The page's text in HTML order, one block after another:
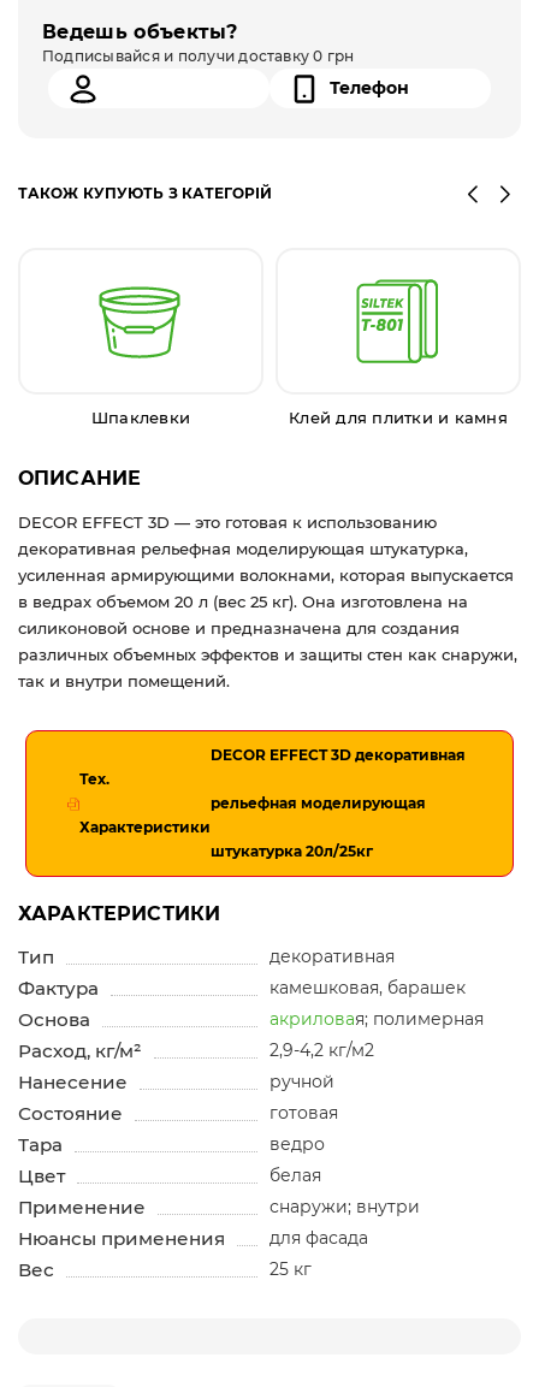
Ведешь объекты?
Подписывайся и получи доставку 0 грн
ТАКОЖ КУПУЮТЬ З КАТЕГОРІЙ
Шпаклевки Клей для плитки и камня
ОПИСАНИЕ
DECOR EFFECT 3D — это готовая к использованию
декоративная рельефная моделирующая штукатурка,
усиленная армирующими волокнами, которая выпускается
в ведрах объемом 20 л (вес 25 кг). Она изготовлена на
силиконовой основе и предназначена для создания
различных объемных эффектов и защиты стен как снаружи,
так и внутри помещений.
Тех.
Характеристики
DECOR EFFECT 3D декоративная
рельефная моделирующая
штукатурка 20л/25кг
ХАРАКТЕРИСТИКИ
Тип
декоративная
Фактура камешковая, барашек
Основа акриловая; полимерная
Расход, кг/м² 2,9-4,2 кг/м2
Нанесение ручной
Состояние готовая
Тара ведро
Цвет белая
Применение снаружи; внутри
Нюансы применения для фасада
Вес 25 кг